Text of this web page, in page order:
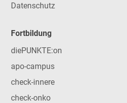
Datenschutz
Fortbildung
diePUNKTE:on
apo-campus
check-innere
check-onko